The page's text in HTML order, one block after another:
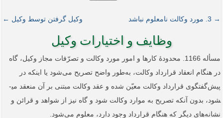
وکیل گرفتن توسط وکیل ← → 3. مورد وکالت نامعلوم نباشد
وظایف و اختیارات وکیل
مسأله 1166. محدودۀ کارها و امور مورد وکالت و تصرّفات مجاز وکیل، گاه
در هنگام انعقاد قرارداد وکالت، به‌طور واضح تصریح می‌شود یا اینکه در
پیش‌گفتگوی قرارداد وکالت معیّن شده و عقد وکالت مبتنی بر آن منعقد می­
شود، بدون آنکه تصریح به موارد وکالت شود و گاه نیز از شواهد و قرائن و
نشانه‌های دیگر که هنگام قرارداد وجود دارد، معلوم می‌شود.